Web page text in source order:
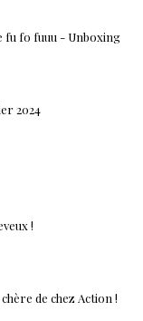
fu fo fuuu - Unboxing
2024
!
de chez Action !